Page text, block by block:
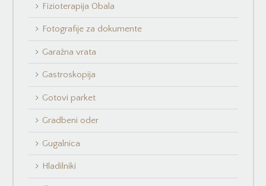
Fizioterapija Obala
Fotografije za dokumente
Garažna vrata
Gastroskopija
Gotovi parket
Gradbeni oder
Gugalnica
Hladilniki